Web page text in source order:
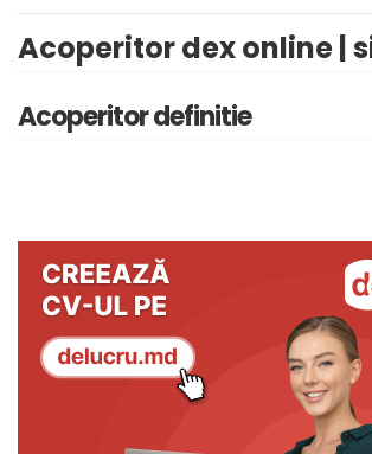
Acoperitor dex online |
Acoperitor definitie